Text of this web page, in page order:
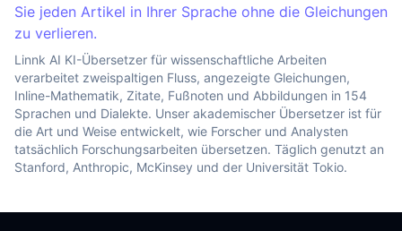
Sie jeden Artikel in Ihrer Sprache ohne die Gleichungen
zu verlieren.
Linnk AI KI-Übersetzer für wissenschaftliche Arbeiten
verarbeitet zweispaltigen Fluss, angezeigte Gleichungen,
Inline-Mathematik, Zitate, Fußnoten und Abbildungen in 154
Sprachen und Dialekte. Unser akademischer Übersetzer ist für
die Art und Weise entwickelt, wie Forscher und Analysten
tatsächlich Forschungsarbeiten übersetzen. Täglich genutzt an
Stanford, Anthropic, McKinsey und der Universität Tokio.